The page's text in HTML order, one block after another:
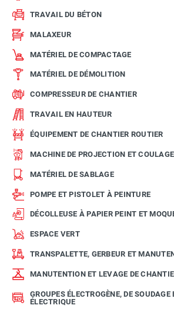
TRAVAIL DU BÉTON
MALAXEUR
MATÉRIEL DE COMPACTAGE
MATÉRIEL DE DÉMOLITION
COMPRESSEUR DE CHANTIER
TRAVAIL EN HAUTEUR
ÉQUIPEMENT DE CHANTIER ROUTIER
MACHINE DE PROJECTION ET COULAGE
MATÉRIEL DE SABLAGE
POMPE ET PISTOLET À PEINTURE
DÉCOLLEUSE À PAPIER PEINT ET
ESPACE VERT
TRANSPALETTE, GERBEUR ET
MANUTENTION ET LEVAGE DE
GROUPES ÉLECTROGÈNE, DE
ÉLECTRIQUE